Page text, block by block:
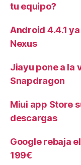
tu equipo?
Android 4.4.1
Nexus
Jiayu pone a la
Snapdragon
Miui app Store
descargas
Google rebaja
199€